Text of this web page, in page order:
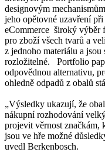
designovým
jeho opětovné uzavření
eCommerce široký výběr
pro zboží všech tvarů a
z jednoho materiálu a
rozložitelné. Portfolio
odpovědnou alternativu,
ohledně odpadů z obalů
„Výsledky ukazují, že
nákupní rozhodování
projevit věrnost značkám,
jsou ve hře možné
uvedl Berkenbosch.